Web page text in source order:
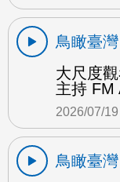
鳥瞰臺灣
大尺度
主持 FM
2026/07/19
鳥瞰臺灣